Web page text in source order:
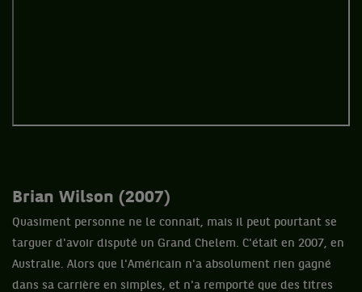
Brian Wilson (2007)
Quasiment personne ne le connait, mais il peut pourtant se
targuer d'avoir disputé un Grand Chelem. C'était en 2007, en
Australie. Alors que l'Américain n'a absolument rien gagné
dans sa carrière en simples, et n'a remporté que des titres